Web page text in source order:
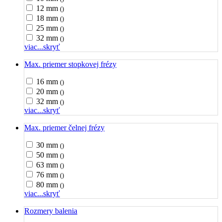
12 mm ()
18 mm ()
25 mm ()
32 mm ()
viac...skryť
Max. priemer stopkovej frézy
16 mm ()
20 mm ()
32 mm ()
viac...skryť
Max. priemer čelnej frézy
30 mm ()
50 mm ()
63 mm ()
76 mm ()
80 mm ()
viac...skryť
Rozmery balenia